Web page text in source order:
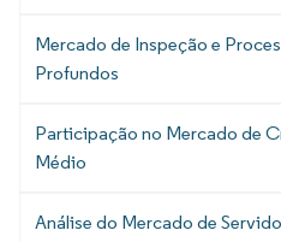
Mercado de Inspeção e
Profundos
Participação no Mercado de
Médio
Análise do Mercado de